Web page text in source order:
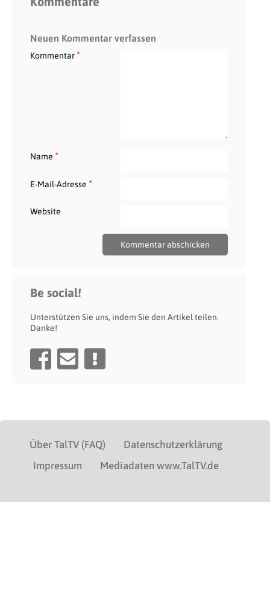
Neuen Kommentar verfassen
Kommentar*
Name *
E-Mail-Adresse *
Website
Be social!
Unterstützen Sie uns, indem Sie den Artikel teilen.
Danke!
Über TalTV (FAQ)
Datenschutzerklärung
Impressum
Mediadaten www.TalTV.de